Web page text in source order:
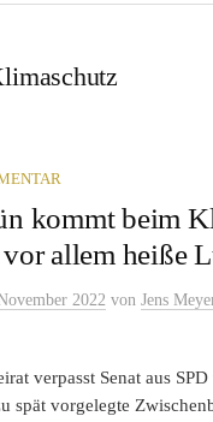
kommt beim
allem heiße
2022 von Jens
verpasst Senat aus
spät vorgelegte